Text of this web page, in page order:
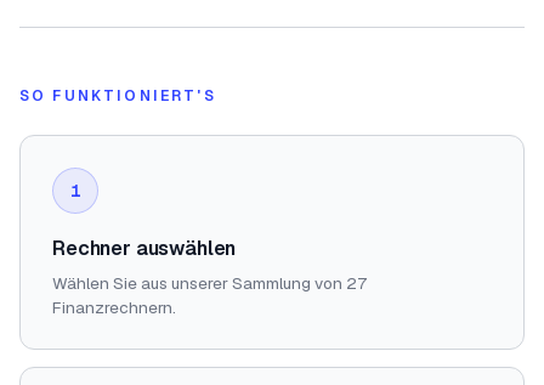
SO FUNKTIONIERT'S
1
Rechner auswählen
Wählen Sie aus unserer Sammlung von 27
Finanzrechnern.